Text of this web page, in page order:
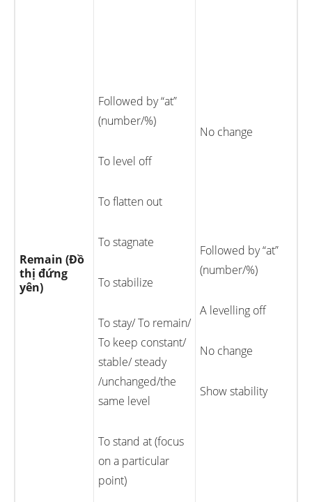
Remain (Đồ
thị đứng
yên)
Followed by “at”
(number/%)
To level off
To flatten out
To stagnate
To stabilize
To stay/ To remain/
To keep constant/
stable/ steady
/unchanged/the
same level
To stand at (focus
on a particular
point)
No change
Followed by “at”
(number/%)
A levelling off
No change
Show stability